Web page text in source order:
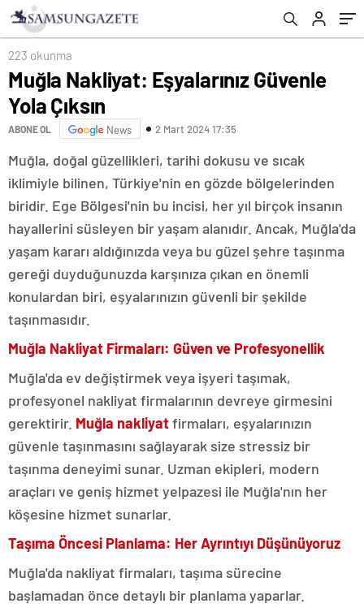
223 okunma
Muğla Nakliyat: Eşyalarınız Güvenle
Yola Çıksın
ABONE OL News 2 Mart 2024 17:35
Muğla, doğal güzellikleri, tarihi dokusu ve sıcak
iklimiyle bilinen, Türkiye'nin en gözde bölgelerinden
biridir. Ege Bölgesi'nin bu incisi, her yıl birçok insanın
hayallerini süsleyen bir yaşam alanıdır. Ancak, Muğla'da
yaşam kararı aldığınızda veya bu güzel şehre taşınma
gereği duyduğunuzda karşınıza çıkan en önemli
konulardan biri, eşyalarınızın güvenli bir şekilde
taşınmasıdır.
Muğla Nakliyat Firmaları: Güven ve Profesyonellik
Muğla'da ev değiştirmek veya işyeri taşımak,
profesyonel nakliyat firmalarının devreye girmesini
gerektirir. Muğla nakliyatfirmaları, eşyalarınızın
güvenle taşınmasını sağlayarak size stressiz bir
taşınma deneyimi sunar. Uzman ekipleri, modern
araçları ve geniş hizmet yelpazesi ile Muğla'nın her
köşesine hizmet sunarlar.
Taşıma Öncesi Planlama: Her Ayrıntıyı Düşünüyoruz
Muğla'da nakliyat firmaları, taşıma sürecine
başlamadan önce detaylı bir planlama yaparlar.